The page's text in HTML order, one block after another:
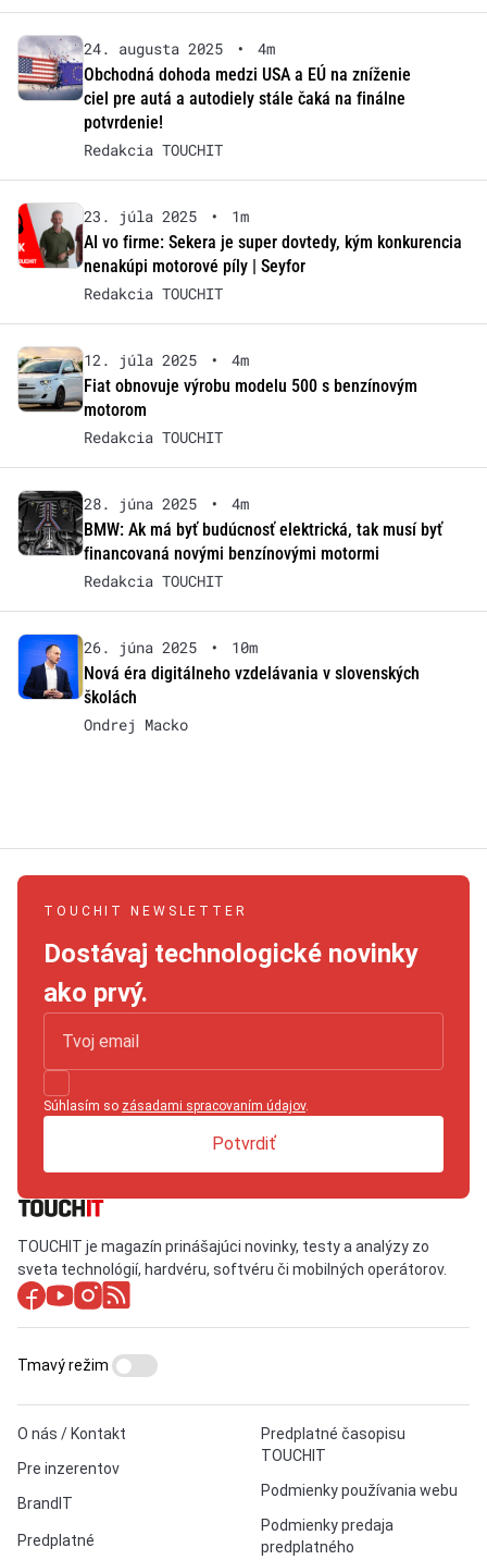
24. augusta 2025 •
4m
Obchodná dohoda medzi USA a EÚ na zníženie
ciel pre autá a autodiely stále čaká na finálne
potvrdenie!
Redakcia TOUCHIT
23. júla 2025 •
1m
AI vo firme: Sekera je super dovtedy, kým konkurencia
nenakúpi motorové píly | Seyfor
Redakcia TOUCHIT
12. júla 2025 •
4m
Fiat obnovuje výrobu modelu 500 s benzínovým
motorom
Redakcia TOUCHIT
28. júna 2025 •
4m
BMW: Ak má byť budúcnosť elektrická, tak musí byť
financovaná novými benzínovými motormi
Redakcia TOUCHIT
26. júna 2025 •
10m
Nová éra digitálneho vzdelávania v slovenských
školách
Ondrej Macko
TOUCHIT NEWSLETTER
Dostávaj technologické novinky
ako prvý.
Súhlasím so zásadami spracovaním údajov.
Potvrdiť
TOUCHIT je magazín prinášajúci novinky, testy a analýzy zo
sveta technológií, hardvéru, softvéru či mobilných operátorov.
O nás / Kontakt
Pre inzerentov
BrandIT
Predplatné
Predplatné časopisu
TOUCHIT
Podmienky používania webu
Podmienky predaja
predplatného
Tmavý režim